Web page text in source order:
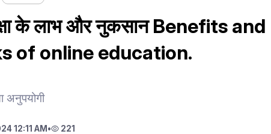
के लाभ और नुकसान Benefits and
of online education.
अनुपयोगी
12:11 AM • 221